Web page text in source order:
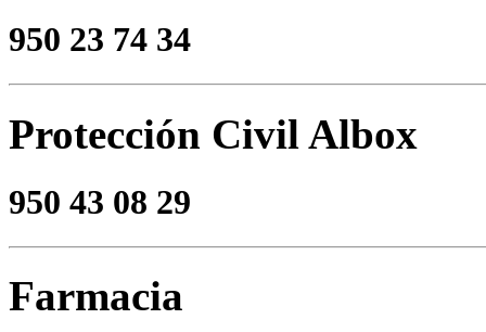
950 23 74 34
Protección Civil Albox
950 43 08 29
Farmacia